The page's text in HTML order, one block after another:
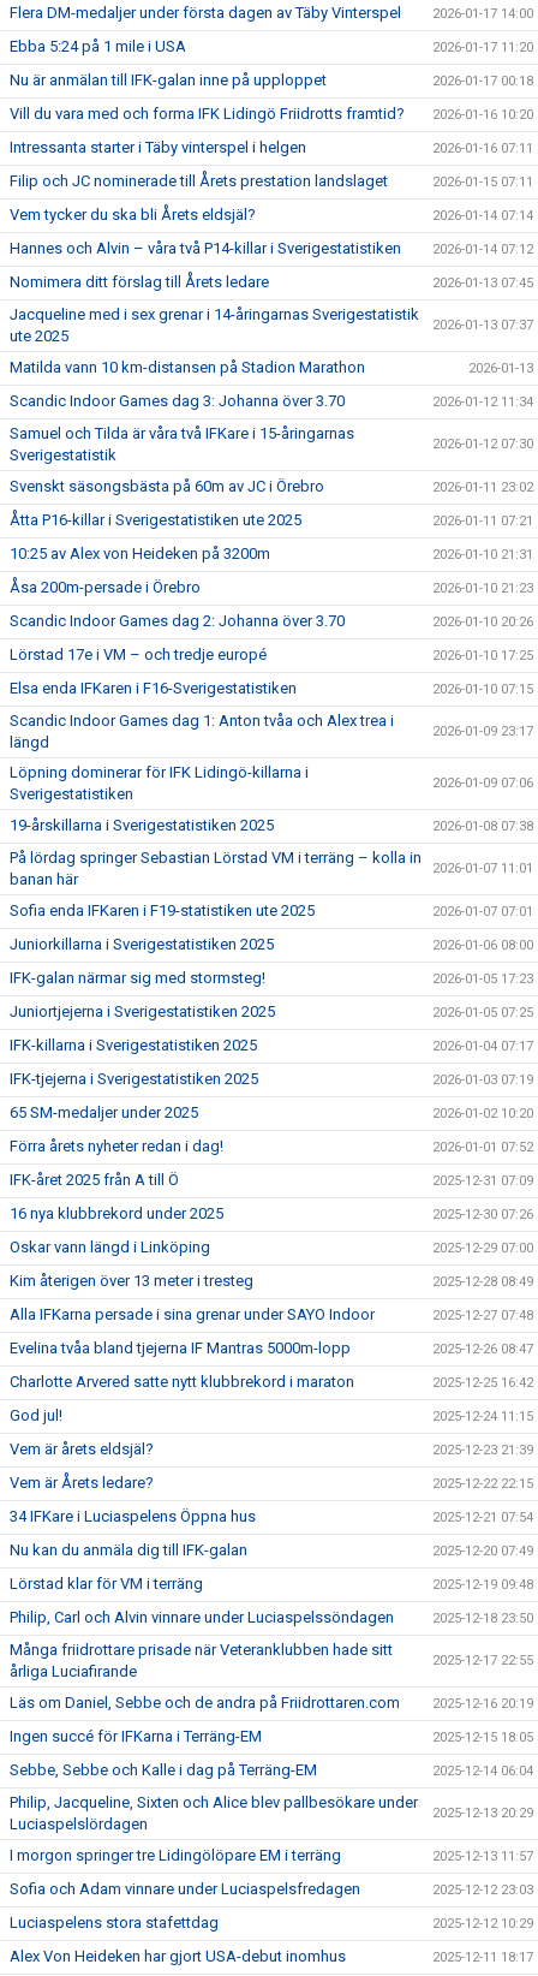
Flera DM-medaljer under första dagen av Täby Vinterspel 2026-01-17 14:00
Ebba 5:24 på 1 mile i USA 2026-01-17 11:20
Nu är anmälan till IFK-galan inne på upploppet 2026-01-17 00:18
Vill du vara med och forma IFK Lidingö Friidrotts framtid? 2026-01-16 10:20
Intressanta starter i Täby vinterspel i helgen 2026-01-16 07:11
Filip och JC nominerade till Årets prestation landslaget 2026-01-15 07:11
Vem tycker du ska bli Årets eldsjäl? 2026-01-14 07:14
Hannes och Alvin – våra två P14-killar i Sverigestatistiken 2026-01-14 07:12
Nomimera ditt förslag till Årets ledare 2026-01-13 07:45
Jacqueline med i sex grenar i 14-åringarnas Sverigestatistik
ute 2025
2026-01-13 07:37
Matilda vann 10 km-distansen på Stadion Marathon 2026-01-13
Scandic Indoor Games dag 3: Johanna över 3.70 2026-01-12 11:34
Samuel och Tilda är våra två IFKare i 15-åringarnas
Sverigestatistik
2026-01-12 07:30
Svenskt säsongsbästa på 60m av JC i Örebro 2026-01-11 23:02
Åtta P16-killar i Sverigestatistiken ute 2025 2026-01-11 07:21
10:25 av Alex von Heideken på 3200m 2026-01-10 21:31
Åsa 200m-persade i Örebro 2026-01-10 21:23
Scandic Indoor Games dag 2: Johanna över 3.70 2026-01-10 20:26
Lörstad 17e i VM – och tredje europé 2026-01-10 17:25
Elsa enda IFKaren i F16-Sverigestatistiken 2026-01-10 07:15
Scandic Indoor Games dag 1: Anton tvåa och Alex trea i
längd
2026-01-09 23:17
Löpning dominerar för IFK Lidingö-killarna i
Sverigestatistiken
2026-01-09 07:06
19-årskillarna i Sverigestatistiken 2025 2026-01-08 07:38
På lördag springer Sebastian Lörstad VM i terräng – kolla in
banan här
2026-01-07 11:01
Sofia enda IFKaren i F19-statistiken ute 2025 2026-01-07 07:01
Juniorkillarna i Sverigestatistiken 2025 2026-01-06 08:00
IFK-galan närmar sig med stormsteg! 2026-01-05 17:23
Juniortjejerna i Sverigestatistiken 2025 2026-01-05 07:25
IFK-killarna i Sverigestatistiken 2025 2026-01-04 07:17
IFK-tjejerna i Sverigestatistiken 2025 2026-01-03 07:19
65 SM-medaljer under 2025 2026-01-02 10:20
Förra årets nyheter redan i dag! 2026-01-01 07:52
IFK-året 2025 från A till Ö 2025-12-31 07:09
16 nya klubbrekord under 2025 2025-12-30 07:26
Oskar vann längd i Linköping 2025-12-29 07:00
Kim återigen över 13 meter i tresteg 2025-12-28 08:49
Alla IFKarna persade i sina grenar under SAYO Indoor 2025-12-27 07:48
Evelina tvåa bland tjejerna IF Mantras 5000m-lopp 2025-12-26 08:47
Charlotte Arvered satte nytt klubbrekord i maraton 2025-12-25 16:42
God jul! 2025-12-24 11:15
Vem är årets eldsjäl? 2025-12-23 21:39
Vem är Årets ledare? 2025-12-22 22:15
34 IFKare i Luciaspelens Öppna hus 2025-12-21 07:54
Nu kan du anmäla dig till IFK-galan 2025-12-20 07:49
Lörstad klar för VM i terräng 2025-12-19 09:48
Philip, Carl och Alvin vinnare under Luciaspelssöndagen 2025-12-18 23:50
Många friidrottare prisade när Veteranklubben hade sitt
årliga Luciafirande
2025-12-17 22:55
Läs om Daniel, Sebbe och de andra på Friidrottaren.com 2025-12-16 20:19
Ingen succé för IFKarna i Terräng-EM 2025-12-15 18:05
Sebbe, Sebbe och Kalle i dag på Terräng-EM 2025-12-14 06:04
Philip, Jacqueline, Sixten och Alice blev pallbesökare under
Luciaspelslördagen
2025-12-13 20:29
I morgon springer tre Lidingölöpare EM i terräng 2025-12-13 11:57
Sofia och Adam vinnare under Luciaspelsfredagen 2025-12-12 23:03
Luciaspelens stora stafettdag 2025-12-12 10:29
Alex Von Heideken har gjort USA-debut inomhus 2025-12-11 18:17